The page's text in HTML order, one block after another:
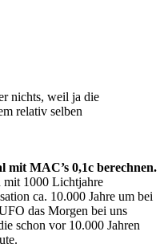
nichts, weil ja die
relativ selben
mit MAC’s 0,1c berechnen.
mit 1000 Lichtjahre
ca. 10.000 Jahre um bei
das Morgen bei uns
schon vor 10.000 Jahren